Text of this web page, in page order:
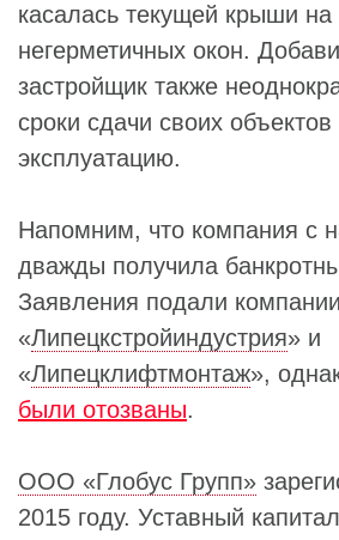
касалась текущей крыши на
негерметичных окон.
застройщик также
сроки сдачи своих объектов
эксплуатацию.
Напомним, что компания с
дважды получила
Заявления подали компании
«Липецкстройиндустрия» и
«Липецклифтмонтаж»,
были отозваны.
ООО «Глобус Групп»
2015 году. Уставный